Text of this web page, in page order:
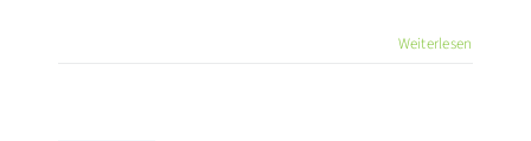
Weiterlesen